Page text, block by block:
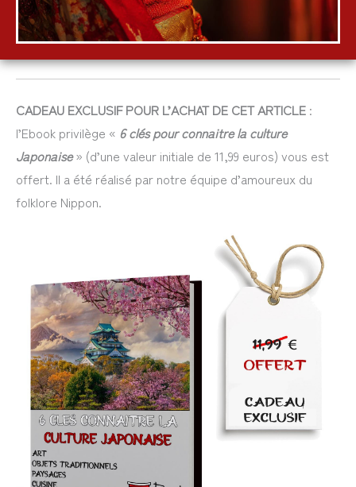
CADEAU EXCLUSIF POUR L’ACHAT DE CET ARTICLE :
l’Ebook privilège « 6 clés pour connaitre la culture
Japonaise» (d’une valeur initiale de 11,99 euros) vous est
offert. Il a été réalisé par notre équipe d’amoureux du
folklore Nippon.